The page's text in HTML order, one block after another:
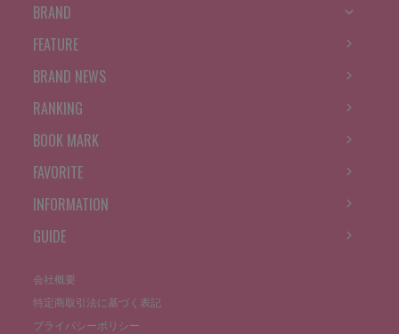
BRAND
FEATURE
BRAND NEWS
RANKING
BOOK MARK
FAVORITE
INFORMATION
GUIDE
会社概要
特定商取引法に基づく表記
プライバシーポリシー